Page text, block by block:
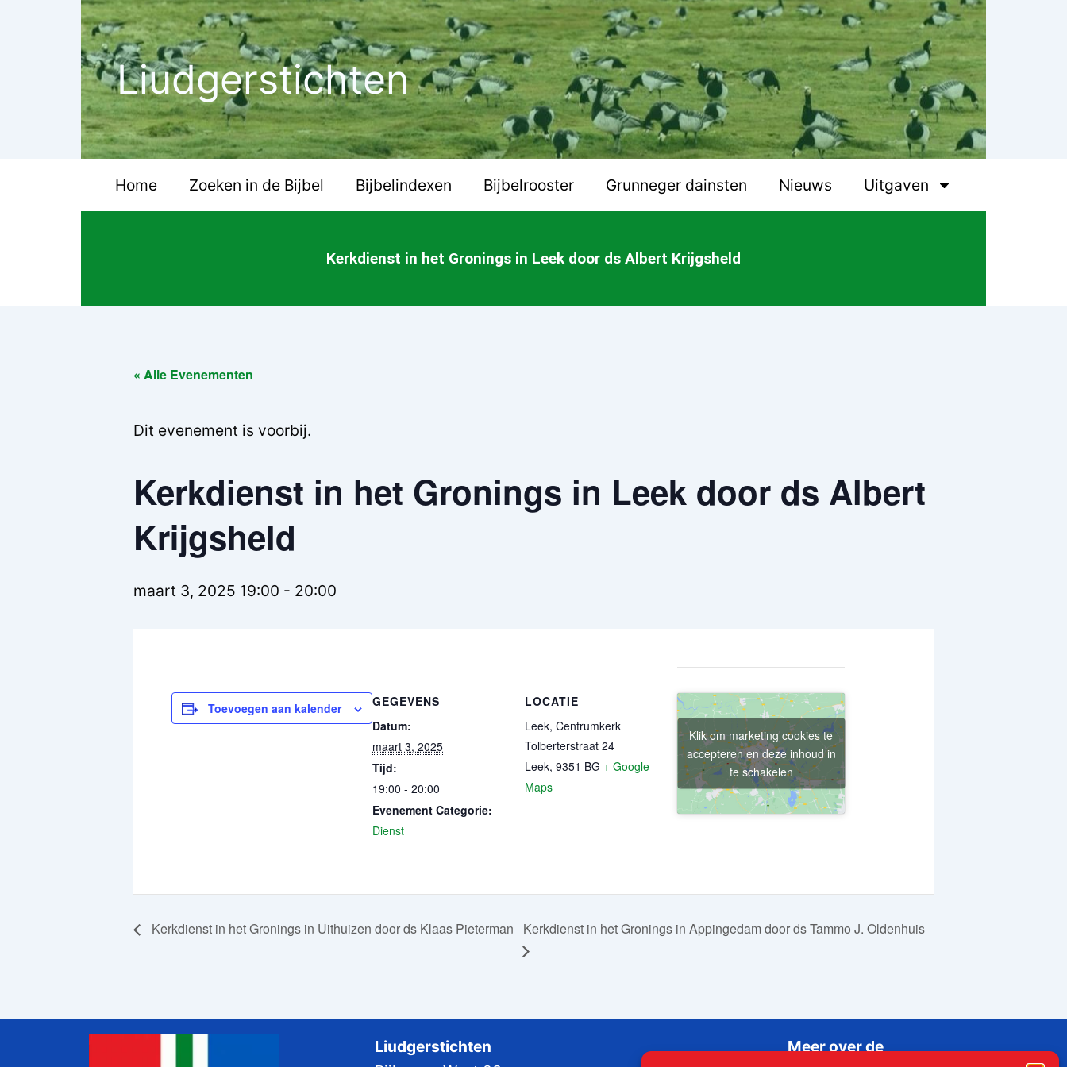
Liudgerstichten
Home Zoeken in de Bijbel Bijbelindexen Bijbelrooster Grunneger dainsten Nieuws Uitgaven
Kerkdienst in het Gronings in Leek door ds Albert Krijgsheld
« Alle Evenementen
Dit evenement is voorbij.
Kerkdienst in het Gronings in Leek door ds Albert
Krijgsheld
maart 3, 2025 19:00 - 20:00
Toevoegen aan kalender
GEGEVENS
Datum:
maart 3, 2025
Tijd:
19:00 - 20:00
Evenement Categorie:
Dienst
LOCATIE
Leek, Centrumkerk
Tolberterstraat 24
Leek, 9351 BG + Google
Maps
Klik om marketing cookies te
accepteren en deze inhoud in
te schakelen
Kerkdienst in het Gronings in Uithuizen door ds Klaas Pieterman Kerkdienst in het Gronings in Appingedam door ds Tammo J. Oldenhuis
Liudgerstichten
Meer over de